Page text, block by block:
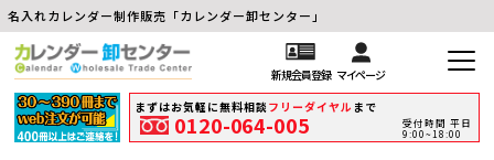
名入れカレンダー制作販売「カレンダー卸センター」
新規会員登録 マイページ
まずはお気軽に無料相談フリーダイヤル まで
0120-064-005
受付時間 平日
9:00~18:00